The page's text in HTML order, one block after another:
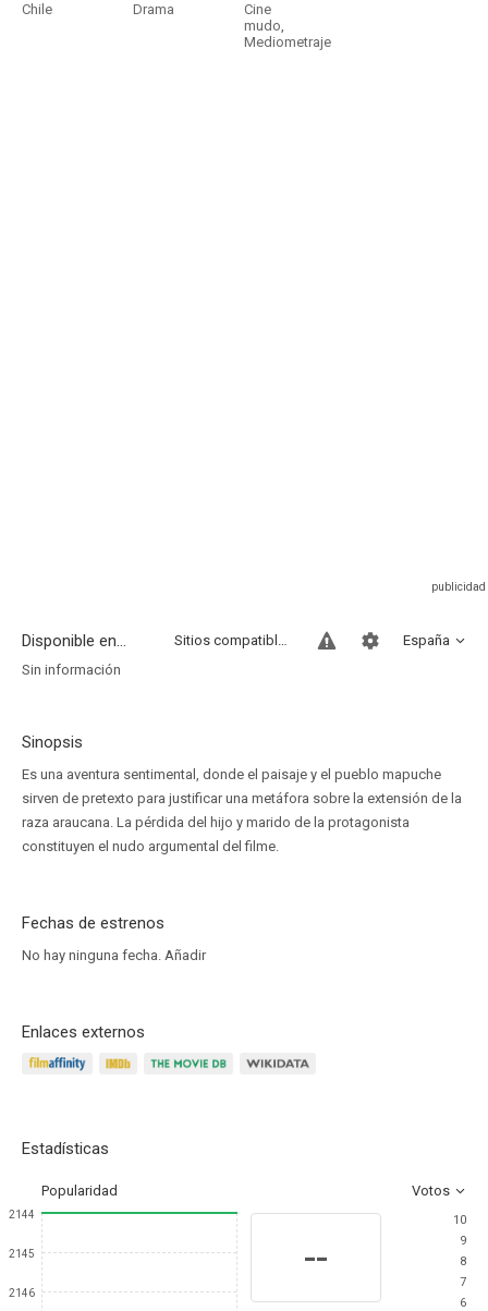
Chile Drama
Cine
mudo,
Mediometraje
Disponible en... España
Sitios compatibles
Sin información
Sinopsis
Es una aventura sentimental, donde el paisaje y el pueblo mapuche
sirven de pretexto para justificar una metáfora sobre la extensión de la
raza araucana. La pérdida del hijo y marido de la protagonista
constituyen el nudo argumental del filme.
Fechas de estrenos
No hay ninguna fecha. Añadir
Enlaces externos
Estadísticas
Popularidad Votos
2144
2145
2146
--
10
9
8
7
6